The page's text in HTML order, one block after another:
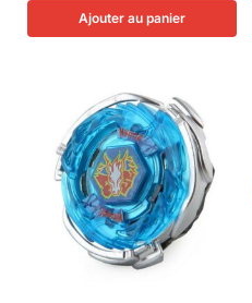
Ajouter au panier